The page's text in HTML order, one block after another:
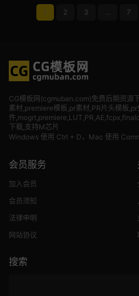
1 2 3 ... 7
CG模板网(cgmuban.com)免费后期资源
素材,premiere模板,pr素材,PR片头模板
件
下载,支持M芯片
Windows 使用 Ctrl + D，Mac 使用
会员服务
加入会员
会员须知
法律申明
网站协议
搜索